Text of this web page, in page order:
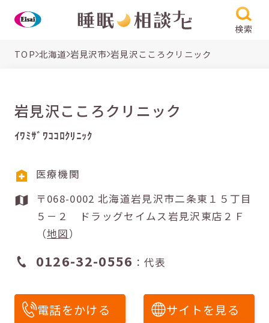
検索
TOP 北海道 岩見沢市 岩見沢こころクリニック
岩見沢こころクリニック
ｲﾜﾐｻﾞﾜｺｺﾛｸﾘﾆｯｸ
医療機関
〒068-0002 北海道岩見沢市二条東１５丁目
５－２ ドラッグセイムス岩見沢東店２Ｆ
（地図）
0126-32-0556 ：代表
電話をかける サイトを見る